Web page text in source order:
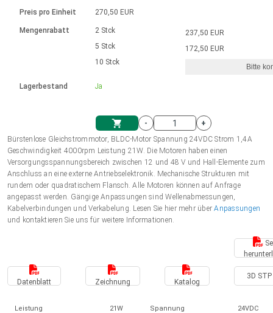
Einheitssystem
Einkaufswagen
Hubmagnete
230 - 50 Hz | 110 - 60 Hz
Drehzahlregelung für die AIS-Serie
Bürstenlose Gleichstrommotoren
mit Planetengetriebe und internem
Ø 28-42| 1-1400 rpm | <= 290Ncm
Bürstenlose DC Motor Controller
Gleichstrommotoren mit
Schneckengetriebe und Bürsten
Ø43-124mm | 31-425rpm | ≤ 41Nm
Treiber für Gleichstrommotoren mit
Synchron-Asynchron | für 1-4 Elektrozylinder
Synchron-Asynchron | für 1-4 Elektrozylinder
Français (EUR)
Polski (EUR)
Norsk (NOK)
Suomi (EUR)
Preis pro Einheit
Mengenrabatt
Lagerbestand
270,50 EUR
2 Stck
5 Stck
10 Stck
Ja
237,50 EUR
172,50 EUR
Bitte
-
+
Bürstenlose Gleichstrommotor, BLDC-Motor Spannung 24VDC Strom 1,4A
Geschwindigkeit 4000rpm Leistung 21W. Die Motoren haben einen
Versorgungsspannungsbereich zwischen 12 und 48 V und Hall-Elemente zum
Anschluss an eine externe Antriebselektronik. Mechanische Strukturen mit
rundem oder quadratischem Flansch. Alle Motoren können auf Anfrage
angepasst werden. Gängige Anpassungen sind Wellenabmessungen,
Kabelverbindungen und Verkabelung. Lesen Sie hier mehr überAnpassungen
und kontaktieren Sie uns für weitere Informationen.
Datenblatt Zeichnung Katalog
3D STP
Leistung 21W Spannung 24VDC